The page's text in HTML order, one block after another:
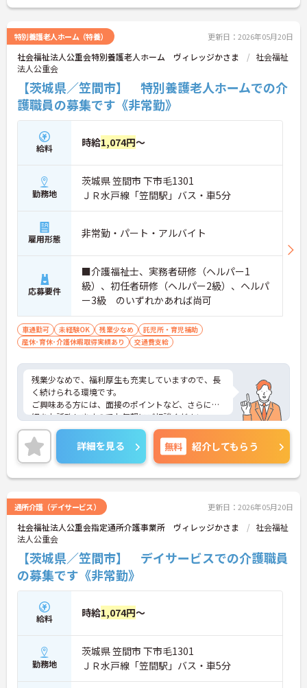
特別養護老人ホーム（特養） 更新日：2026年05月20日
社会福祉法人公重会特別養護老人ホーム ヴィレッジかさま
社会福祉
法人公重会
【茨城県／笠間市】 特別養護老人ホームでの介
護職員の募集です《非常勤》
給料 時給1,074円～
勤務地
茨城県 笠間市 下市毛1301
ＪＲ水戸線「笠間駅」バス・車5分
雇用形態 非常勤・パート・アルバイト
応募要件
■介護福祉士、実務者研修（ヘルパー1
級）、初任者研修（ヘルパー2級）、ヘルパ
ー3級 のいずれかあれば尚可
車通勤可 未経験OK 残業少なめ
託児所・育児補助
産休･育休･介護休暇取得実績あり
交通費支給
残業少なめで、福利厚生も充実していますので、長
く続けられる環境です。
ご興味ある方には、面接のポイントなど、さらに詳
細をお話致しますのでお気軽にご相談ください。
詳細を見る 無料 紹介してもらう
通所介護（デイサービス） 更新日：2026年05月20日
社会福祉法人公重会指定通所介護事業所 ヴィレッジかさま
社会福祉
法人公重会
【茨城県／笠間市】 デイサービスでの介護職員
の募集です《非常勤》
給料 時給1,074円～
勤務地
茨城県 笠間市 下市毛1301
ＪＲ水戸線「笠間駅」バス・車5分